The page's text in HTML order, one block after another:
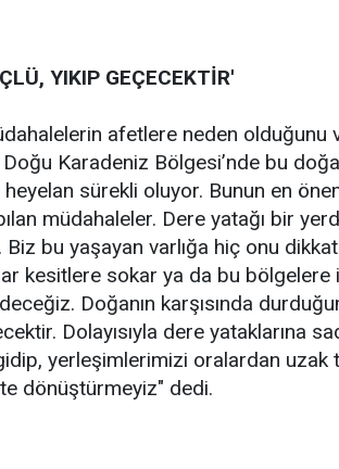
YIKIP GEÇECEKTİR'
afetlere neden olduğunu
Karadeniz Bölgesi’nde bu
sürekli oluyor. Bunun en
müdahaleler. Dere yatağı bir
Biz bu yaşayan varlığa hiç onu
kesitlere sokar ya da bu bölgelere
Doğanın karşısında
Dolayısıyla dere yataklarına
yerleşimlerimizi oralardan
dönüştürmeyiz" dedi.